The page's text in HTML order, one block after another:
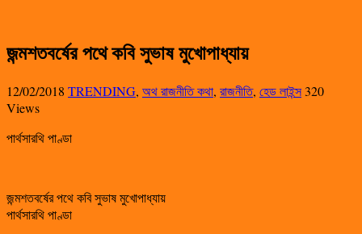
জন্মশতবর্ষের পথে কবি সুভাষ মুখোপাধ্যায়
12/02/2018 TRENDING, অথ রাজনীতি কথা, রাজনীতি, হেড লাইন্স320
Views
পার্থসারথি পাণ্ডা
জন্মশতবর্ষের পথে কবি সুভাষ মুখোপাধ্যায়
পার্থসারথি পাণ্ডা